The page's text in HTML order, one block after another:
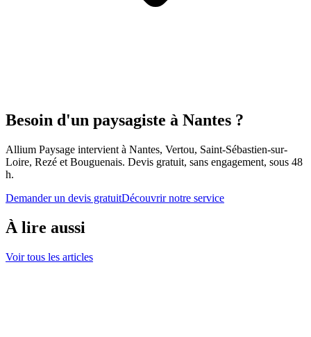
Besoin d'un paysagiste à Nantes ?
Allium Paysage intervient à Nantes, Vertou, Saint-Sébastien-sur-
Loire, Rezé et Bouguenais. Devis gratuit, sans engagement, sous 48
h.
Demander un devis gratuitDécouvrir notre service
À lire aussi
Voir tous les articles